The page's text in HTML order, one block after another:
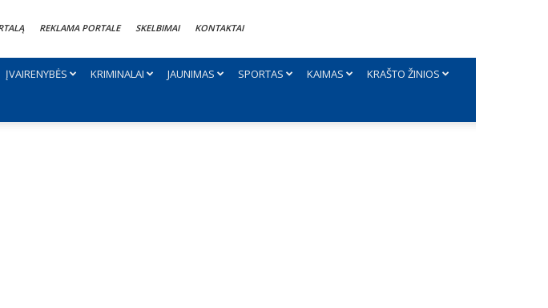
REKLAMA PORTALE SKELBIMAI KONTAKTAI
ĮVAIRENYBĖS KRIMINALAI JAUNIMAS SPORTAS KAIMAS KRAŠTO ŽINIOS